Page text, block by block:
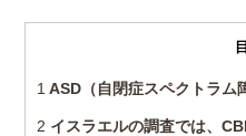
1 ASD（自閉症スペクトラム
2 イスラエルの調査では、